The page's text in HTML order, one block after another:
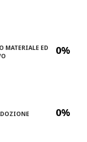
0%
0%
MATERIALE ED